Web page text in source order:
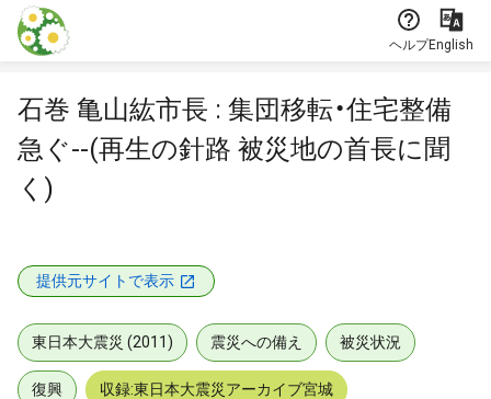
本文に飛ぶ
ヘルプEnglish
石巻 亀山紘市長 : 集団移転・住宅整備
急ぐ--(再生の針路 被災地の首長に聞
く)
提供元サイトで表示
東日本大震災 (2011) 震災への備え 被災状況
復興 収録:東日本大震災アーカイブ宮城